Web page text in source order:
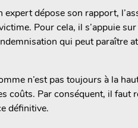
expert dépose son rapport,
Pour cela, il s’appuie
qui peut paraître
n’est pas toujours à la
coûts. Par conséquent, il faut
définitive.